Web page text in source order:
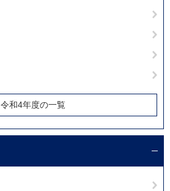
令和4年度の一覧